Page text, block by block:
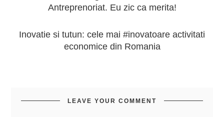
Antreprenoriat. Eu zic ca merita!
Inovatie si tutun: cele mai #inovatoare activitati
economice din Romania
LEAVE YOUR COMMENT